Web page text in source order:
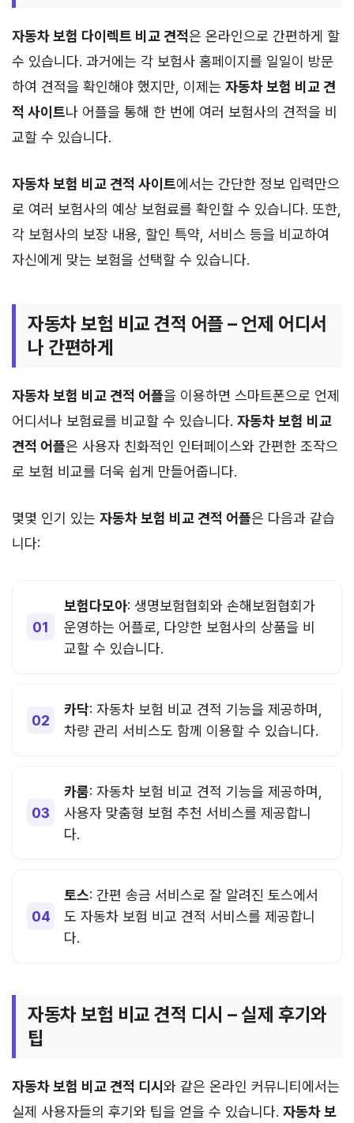
자동차 보험 다이렉트 비교 견적은 온라인으로 간편하게 할
수 있습니다. 과거에는 각 보험사 홈페이지를 일일이 방문
하여 견적을 확인해야 했지만, 이제는 자동차 보험 비교 견
적 사이트나 어플을 통해 한 번에 여러 보험사의 견적을 비
교할 수 있습니다.
자동차 보험 비교 견적 사이트에서는 간단한 정보 입력만으
로 여러 보험사의 예상 보험료를 확인할 수 있습니다. 또한,
각 보험사의 보장 내용, 할인 특약, 서비스 등을 비교하여
자신에게 맞는 보험을 선택할 수 있습니다.
자동차 보험 비교 견적 어플 – 언제 어디서
나 간편하게
자동차 보험 비교 견적 어플을 이용하면 스마트폰으로 언제
어디서나 보험료를 비교할 수 있습니다. 자동차 보험 비교
견적 어플은 사용자 친화적인 인터페이스와 간편한 조작으
로 보험 비교를 더욱 쉽게 만들어줍니다.
몇몇 인기 있는 자동차 보험 비교 견적 어플은 다음과 같습
니다:
보험다모아: 생명보험협회와 손해보험협회가
운영하는 어플로, 다양한 보험사의 상품을 비
교할 수 있습니다.
카닥: 자동차 보험 비교 견적 기능을 제공하며,
차량 관리 서비스도 함께 이용할 수 있습니다.
카룸: 자동차 보험 비교 견적 기능을 제공하며,
사용자 맞춤형 보험 추천 서비스를 제공합니
다.
토스: 간편 송금 서비스로 잘 알려진 토스에서
도 자동차 보험 비교 견적 서비스를 제공합니
다.
자동차 보험 비교 견적 디시 – 실제 후기와
팁
자동차 보험 비교 견적 디시와 같은 온라인 커뮤니티에서는
실제 사용자들의 후기와 팁을 얻을 수 있습니다. 자동차 보